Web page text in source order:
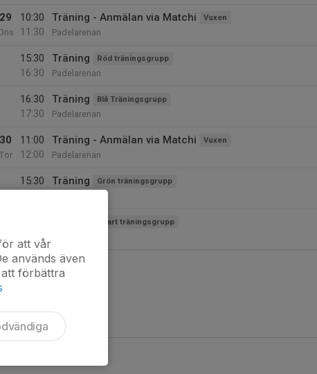
29
10:30
11:30
Träning - Anmälan via Matchi Vuxen
Padelarenan
15:30
16:30
Träning Röd träningsgrupp
Padelarenan
16:30
17:30
Träning Blå Träningsgrupp
Padelarenan
30
Tor
11:00
12:00
Träning - Anmälan via Matchi Vuxen
Padelarenan
15:30
Träning Grön träningsgrupp
17:30
Svart träningsgrupp
att vår
används även
förbättra